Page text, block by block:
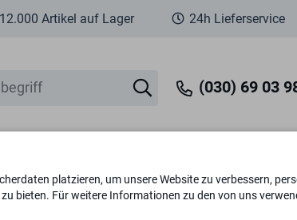
Artikel auf Lager 24h Lieferservice
(030) 69 03
Schlösser & Zylinder Briefkästen
platzieren, um unsere Website zu verbessern,
bieten. Für weitere Informationen zu den von uns